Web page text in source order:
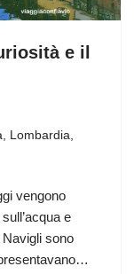
e il
, Lombardia,
vengono
e
sono